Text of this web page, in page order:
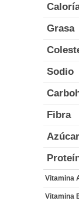
Grasa
Sodio
Fibra
Vitamina
Vitamina